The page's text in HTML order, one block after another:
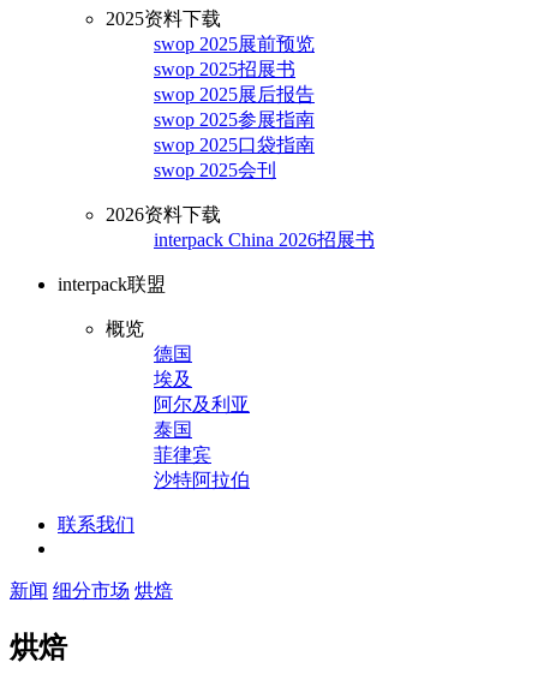
2025资料下载
swop 2025展前预览
swop 2025招展书
swop 2025展后报告
swop 2025参展指南
swop 2025口袋指南
swop 2025会刊
2026资料下载
interpack China 2026招展书
interpack联盟
概览
德国
埃及
阿尔及利亚
泰国
菲律宾
沙特阿拉伯
联系我们
新闻 细分市场 烘焙
烘焙